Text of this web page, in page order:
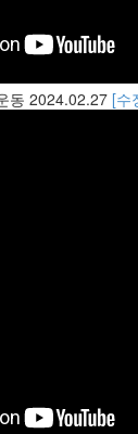
동 2024.02.27 [수